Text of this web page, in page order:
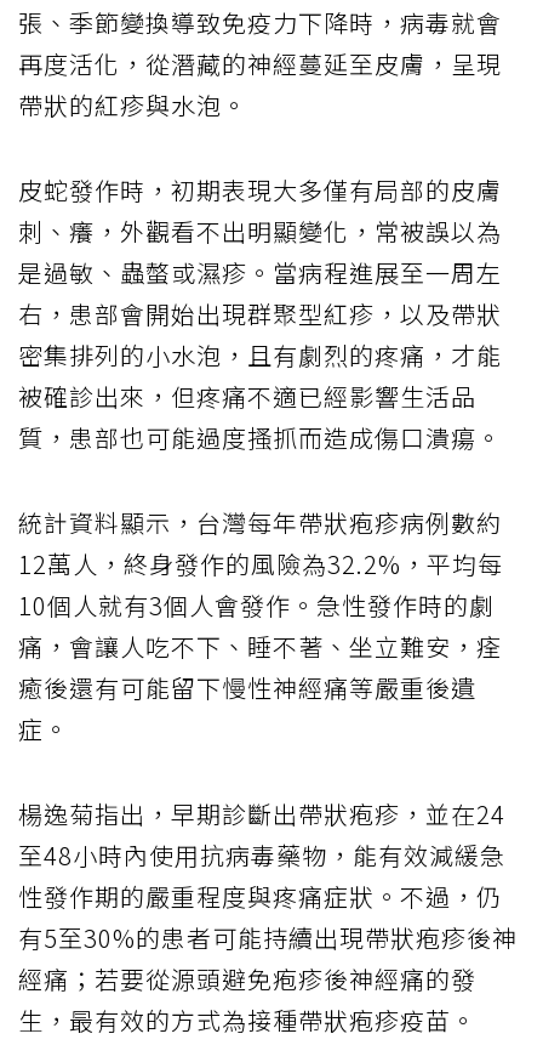
張、季節變換導致免疫力下降時，病毒就會
再度活化，從潛藏的神經蔓延至皮膚，呈現
帶狀的紅疹與水泡。
皮蛇發作時，初期表現大多僅有局部的皮膚
刺、癢，外觀看不出明顯變化，常被誤以為
是過敏、蟲螫或濕疹。當病程進展至一周左
右，患部會開始出現群聚型紅疹，以及帶狀
密集排列的小水泡，且有劇烈的疼痛，才能
被確診出來，但疼痛不適已經影響生活品
質，患部也可能過度搔抓而造成傷口潰瘍。
統計資料顯示，台灣每年帶狀疱疹病例數約
12萬人，終身發作的風險為32.2%，平均每
10個人就有3個人會發作。急性發作時的劇
痛，會讓人吃不下、睡不著、坐立難安，痊
癒後還有可能留下慢性神經痛等嚴重後遺
症。
楊逸菊指出，早期診斷出帶狀疱疹，並在24
至48小時內使用抗病毒藥物，能有效減緩急
性發作期的嚴重程度與疼痛症狀。不過，仍
有5至30%的患者可能持續出現帶狀疱疹後神
經痛；若要從源頭避免疱疹後神經痛的發
生，最有效的方式為接種帶狀疱疹疫苗。